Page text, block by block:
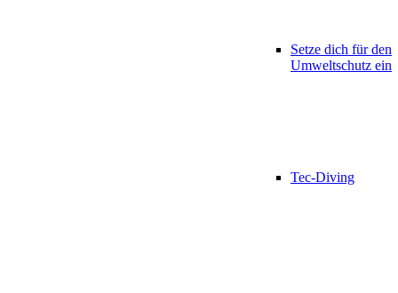
Setze dich für den
Umweltschutz ein
Tec-Diving